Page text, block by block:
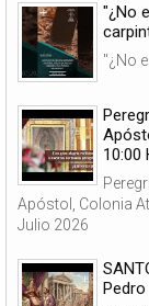
"¿No
"¿No
10:00
Apóstol, Colonia
Julio 2026